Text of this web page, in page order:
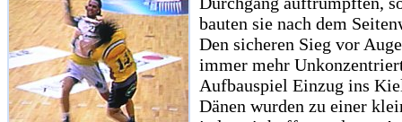
bauten sie nach dem
Den sicheren Sieg vor
immer mehr
Aufbauspiel Einzug ins
Dänen wurden zu einer